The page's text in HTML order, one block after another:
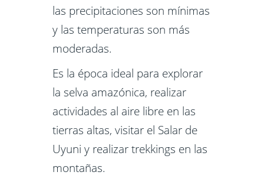
las precipitaciones son mínimas
y las temperaturas son más
moderadas.
Es la época ideal para explorar
la selva amazónica, realizar
actividades al aire libre en las
tierras altas, visitar el Salar de
Uyuni y realizar trekkings en las
montañas.